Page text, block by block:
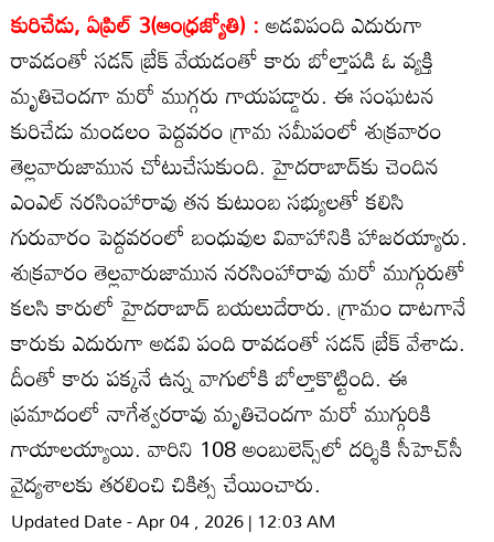
కురిచేడు, ఏప్రిల్‌ 3(ఆంధ్రజ్యోతి) :అడవిపంది ఎదురుగా
రావడంతో సడన్‌ బ్రేక్‌ వేయడంతో కారు బోల్తాపడి ఓ వ్యక్తి
మృతిచెందగా మరో ముగ్గరు గాయపడ్డారు. ఈ సంఘటన
కురిచేడు మండలం పెద్దవరం గ్రామ సమీపంలో శుక్రవారం
తెల్లవారుజామున చోటుచేసుకుంది. హైదరాబాద్‌కు చెందిన
ఎంఎల్‌ నరసింహారావు తన కుటుంబ సభ్యులతో కలిసి
గురువారం పెద్దవరంలో బంధువుల వివాహానికి హాజరయ్యారు.
శుక్రవారం తెల్లవారుజామున నరసింహారావు మరో ముగ్గురుతో
కలసి కారులో హైదరాబాద్‌ బయలుదేరారు. గ్రామం దాటగానే
కారుకు ఎదురుగా అడవి పంది రావడంతో సడన్‌ బ్రేక్‌ వేశాడు.
దీంతో కారు పక్కనే ఉన్న వాగులోకి బోల్తాకొట్టింది. ఈ
ప్రమాదంలో నాగేశ్వరరావు మృతిచెందగా మరో ముగ్గురికి
గాయాలయ్యాయి. వారిని 108 అంబులెన్స్‌లో దర్శికి సీహెచ్‌సీ
వైద్యశాలకు తరలించి చికిత్స చేయించారు.
Updated Date - Apr 04 , 2026 | 12:03 AM